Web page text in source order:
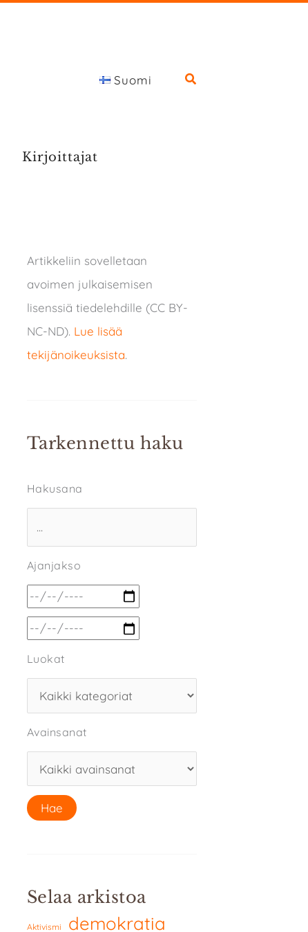
Suomi
Kirjoittajat
Artikkeliin sovelletaan
avoimen julkaisemisen
lisenssiä tiedelehdille (CC BY-
NC-ND). Lue lisää
tekijänoikeuksista.
Tarkennettu haku
Hakusana
Ajanjakso
Luokat
Avainsanat
Selaa arkistoa
Aktivismi demokratia